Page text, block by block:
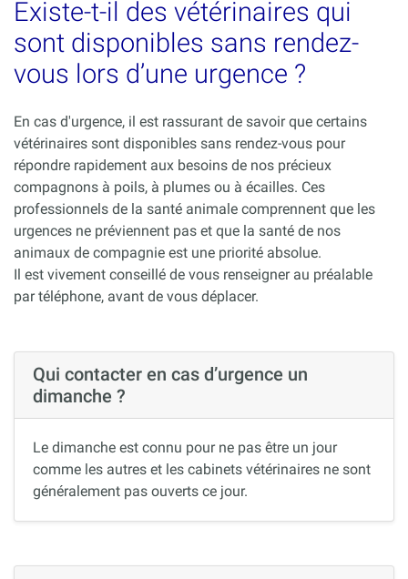
Existe-t-il des vétérinaires qui
sont disponibles sans rendez-
vous lors d’une urgence ?
En cas d'urgence, il est rassurant de savoir que certains
vétérinaires sont disponibles sans rendez-vous pour
répondre rapidement aux besoins de nos précieux
compagnons à poils, à plumes ou à écailles. Ces
professionnels de la santé animale comprennent que les
urgences ne préviennent pas et que la santé de nos
animaux de compagnie est une priorité absolue.
Il est vivement conseillé de vous renseigner au préalable
par téléphone, avant de vous déplacer.
Qui contacter en cas d’urgence un
dimanche ?
Le dimanche est connu pour ne pas être un jour
comme les autres et les cabinets vétérinaires ne sont
généralement pas ouverts ce jour.